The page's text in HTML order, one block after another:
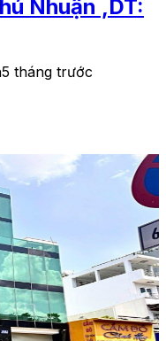
Nhuận ,DT:
5 tháng trước